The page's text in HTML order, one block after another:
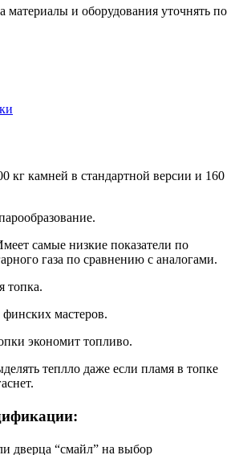
материалы и оборудования уточнять по
кг камней в стандартной версии и 160
самые низкие показатели по
газа по сравнению с аналогами.
топка.
финских мастеров.
экономит топливо.
теплло даже если пламя в топке
дверца “смайл” на выбор